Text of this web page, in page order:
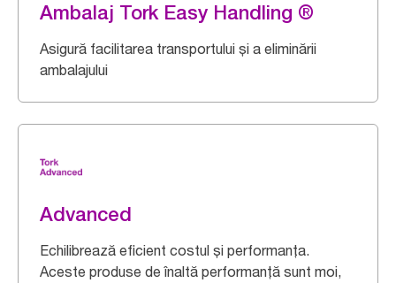
Ambalaj Tork Easy Handling ®
Asigură facilitarea transportului și a eliminării
ambalajului
Advanced
Echilibrează eficient costul și performanța.
Aceste produse de înaltă performanță sunt moi,